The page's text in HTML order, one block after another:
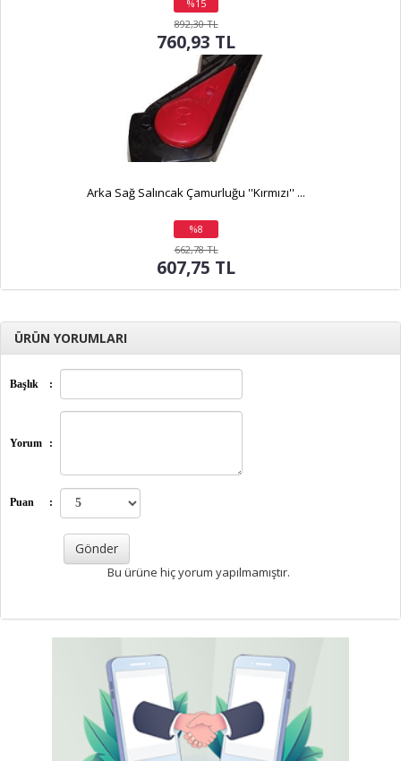
%15
indirim
892,30 TL
760,93 TL
Arka Sağ Salıncak Çamurluğu ''Kırmızı'' ...
%8
indirim
662,78 TL
607,75 TL
ÜRÜN YORUMLARI
Başlık :
Yorum :
Puan :
Bu ürüne hiç yorum yapılmamıştır.